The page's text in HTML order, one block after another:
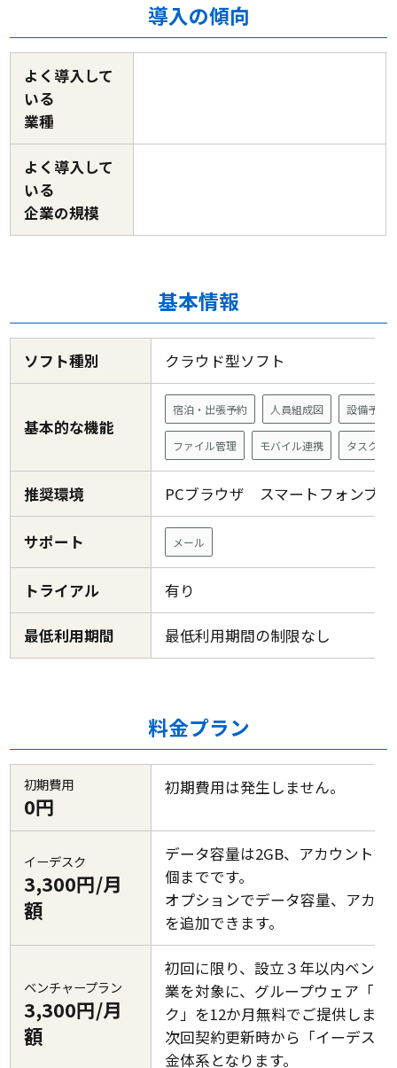
導入の傾向
よく導入して
いる
業種
よく導入して
いる
企業の規模
基本情報
ソフト種別 クラウド型ソフト
基本的な機能
宿泊・出張予約 人員組成図 設備予約
ファイル管理 モバイル連携 タスク管
推奨環境 PCブラウザ スマートフォンブ
サポート メール
トライアル 有り
最低利用期間 最低利用期間の制限なし
料金プラン
初期費用
0円
初期費用は発生しません。
イーデスク
3,300円/月
額
データ容量は2GB、アカウント数
個までです。
オプションでデータ容量、アカウ
を追加できます。
ベンチャープラン
3,300円/月
額
初回に限り、設立３年以内ベンチ
業を対象に、グループウェア「イ
ク」を12か月無料でご提供します
次回契約更新時から「イーデスク
金体系となります。